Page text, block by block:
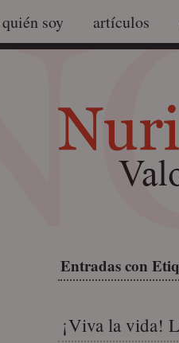
quién soy artículos
Entradas con
¡Viva la vida!